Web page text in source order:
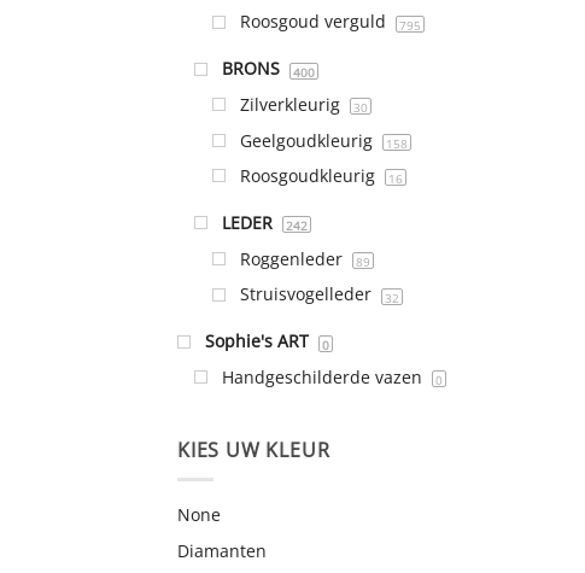
Roosgoud verguld 795
BRONS 400
Zilverkleurig 30
Geelgoudkleurig 158
Roosgoudkleurig 16
LEDER 242
Roggenleder 89
Struisvogelleder 32
Sophie's ART 0
Handgeschilderde vazen 0
KIES UW KLEUR
None
Diamanten